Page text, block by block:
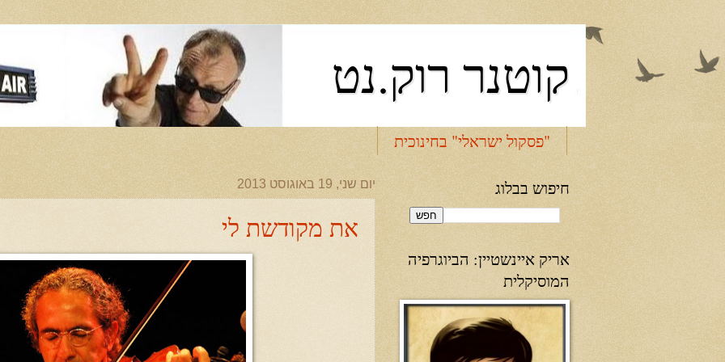
קוטנר רוק.נט
"פסקול ישראלי" בחינוכית
יום שני, 19 באוגוסט 2013
את מקודשת לי
חיפוש בבלוג
אריק איינשטיין: הביוגרפיה
המוסיקלית